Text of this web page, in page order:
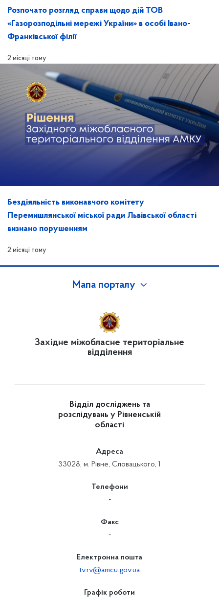
Розпочато розгляд справи щодо дій ТОВ
«Газорозподільні мережі України» в особі Івано-
Франківської філії
2 місяці тому
Бездіяльність виконавчого комітету
Перемишлянської міської ради Львівської області
визнано порушенням
2 місяці тому
Мапа порталу
Західне міжобласне територіальне
відділення
Відділ досліджень та
розслідувань у Рівненській
області
Адреса
33028, м. Рівне, Словацького, 1
Телефони
-
Факс
-
Електронна пошта
tv.rv@amcu.gov.ua
Графік роботи